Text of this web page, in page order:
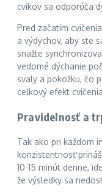
cvikov sa odporúča
Pred začatím
a výdychov, aby ste
snažte
vedomé dýchanie
svaly a pokožku, čo
celkový efekt
Pravidelnosť a
Tak ako pri každom
konzistentnosť
10-15 minút denne,
že výsledky sa